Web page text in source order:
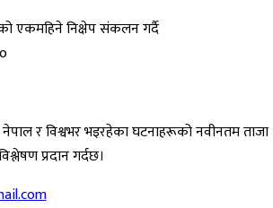
र विश्वभर भइरहेका घटनाहरूको नवीनतम ताजा
प्रदान गर्दछ।